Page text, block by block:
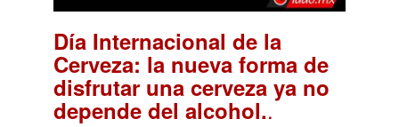
Día Internacional de la
Cerveza: la nueva forma de
disfrutar una cerveza ya no
depende del alcohol..